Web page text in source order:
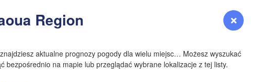
Zaloguj się Prognoza
Region
aktualne prognozy pogody dla wielu miejsc… Możesz wyszukać
bezpośrednio na mapie lub przeglądać wybrane lokalizacje z tej listy.